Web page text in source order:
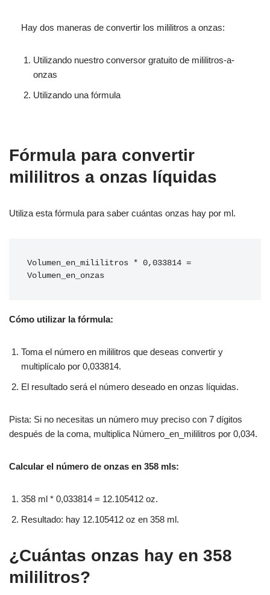
Hay dos maneras de convertir los mililitros a onzas:
Utilizando nuestro conversor gratuito de mililitros-a-
onzas
Utilizando una fórmula
Fórmula para convertir
mililitros a onzas líquidas
Utiliza esta fórmula para saber cuántas onzas hay por ml.
Volumen_en_mililitros * 0,033814 =
Volumen_en_onzas
Cómo utilizar la fórmula:
Toma el número en mililitros que deseas convertir y
multiplícalo por 0,033814.
El resultado será el número deseado en onzas líquidas.
Pista: Si no necesitas un número muy preciso con 7 dígitos
después de la coma, multiplica Número_en_mililitros por 0,034.
Calcular el número de onzas en 358 mls:
358 ml * 0,033814 = 12.105412 oz.
Resultado: hay 12.105412 oz en 358 ml.
¿Cuántas onzas hay en 358
mililitros?